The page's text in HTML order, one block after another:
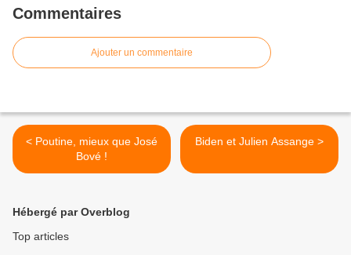
Commentaires
Ajouter un commentaire
< Poutine, mieux que José
Bové !
Biden et Julien Assange >
Hébergé par Overblog
Top articles